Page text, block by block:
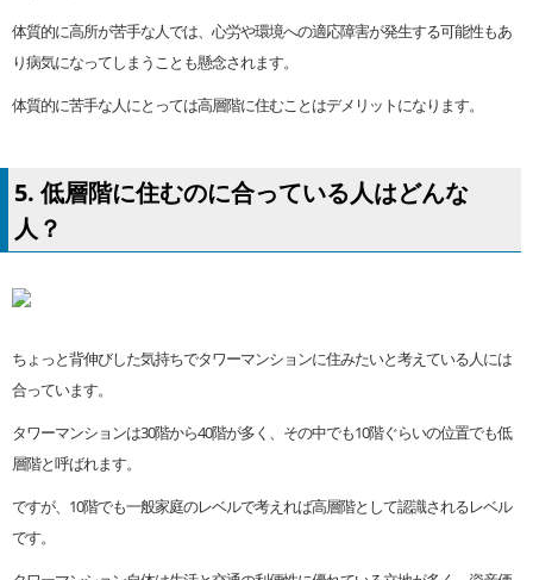
体質的に高所が苦手な人では、心労や環境への適応障害が発生する可能性もあ
り病気になってしまうことも懸念されます。
体質的に苦手な人にとっては高層階に住むことはデメリットになります。
5. 低層階に住むのに合っている人はどんな
人？
ちょっと背伸びした気持ちでタワーマンションに住みたいと考えている人には
合っています。
タワーマンションは30階から40階が多く、その中でも10階ぐらいの位置でも低
層階と呼ばれます。
ですが、10階でも一般家庭のレベルで考えれば高層階として認識されるレベル
です。